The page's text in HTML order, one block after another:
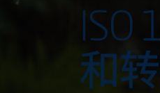
ISO
和